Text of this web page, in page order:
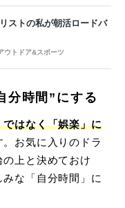
ストの私が朝活ロードバ
ウトドア&スポーツ
分時間”にする
ではなく「娯楽」に
お気に入りのドラ
上と決めておけ
な「自分時間」に